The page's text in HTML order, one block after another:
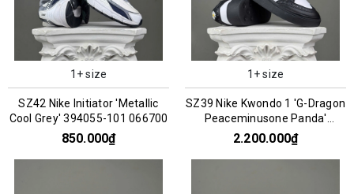
1+ size
SZ42 Nike Initiator 'Metallic
Cool Grey' 394055-101 066700
850.000₫
1+ size
SZ39 Nike Kwondo 1 'G-Dragon
Peaceminusone Panda'
DH2482-101 066957
2.200.000₫